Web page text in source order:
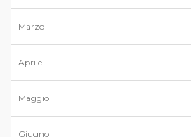
Marzo
Aprile
Maggio
Giugno